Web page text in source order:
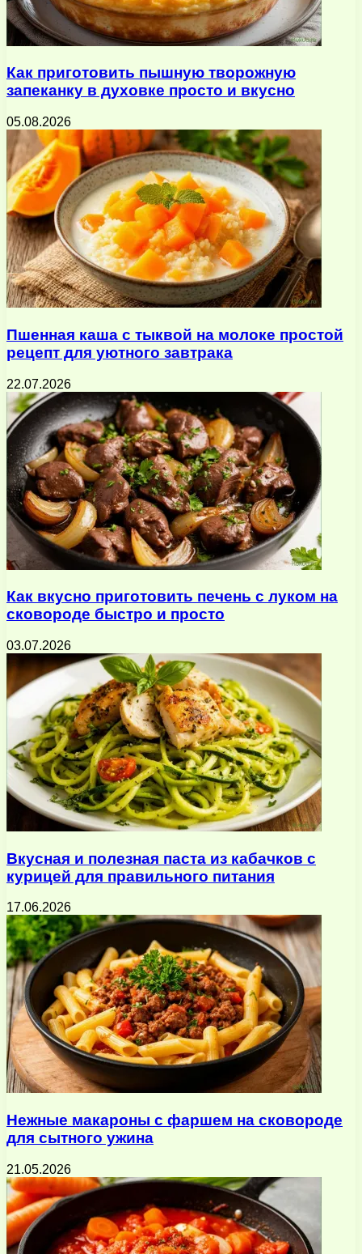
Как приготовить пышную творожную
запеканку в духовке просто и вкусно
05.08.2026
Пшенная каша с тыквой на молоке простой
рецепт для уютного завтрака
22.07.2026
Как вкусно приготовить печень с луком на
сковороде быстро и просто
03.07.2026
Вкусная и полезная паста из кабачков с
курицей для правильного питания
17.06.2026
Нежные макароны с фаршем на сковороде
для сытного ужина
21.05.2026